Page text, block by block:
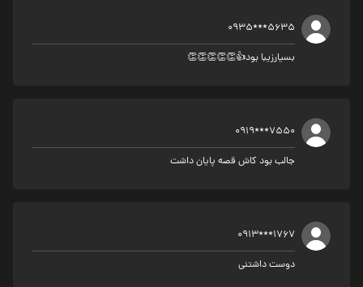
0935***5635
بسیارزیبا بود👍👏👏👏👏👏
0919***7550
جالب بود کاش قصه پایان داشت
0913***1767
دوست داشتنی